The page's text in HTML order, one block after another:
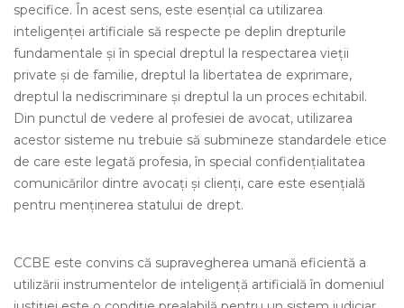
specifice. În acest sens, este esențial ca utilizarea
inteligenței artificiale să respecte pe deplin drepturile
fundamentale și în special dreptul la respectarea vieții
private și de familie, dreptul la libertatea de exprimare,
dreptul la nediscriminare și dreptul la un proces echitabil.
Din punctul de vedere al profesiei de avocat, utilizarea
acestor sisteme nu trebuie să submineze standardele etice
de care este legată profesia, în special confidențialitatea
comunicărilor dintre avocați și clienți, care este esențială
pentru menținerea statului de drept.
CCBE este convins că supravegherea umană eficientă a
utilizării instrumentelor de inteligență artificială în domeniul